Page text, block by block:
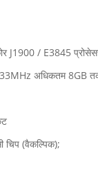
J1900 / E3845
अधिकतम 8GB
चिप (वैकल्पिक);